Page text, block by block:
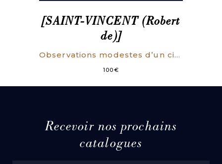
[SAINT-VINCENT (Robert
de)]
Observations modestes d’un citoyen, Sur les opérations de Finances de M. Necker, et sur son compte rendu.
100€
Recevoir nos prochains
catalogues